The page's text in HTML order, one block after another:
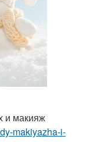
и макияж
makiyazha-i-